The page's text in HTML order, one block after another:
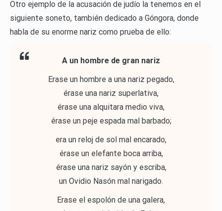
Otro ejemplo de la acusación de judío la tenemos en el
siguiente soneto, también dedicado a Góngora, donde
habla de su enorme nariz como prueba de ello:
A un hombre de gran nariz
Erase un hombre a una nariz pegado,
érase una nariz superlativa,
érase una alquitara medio viva,
érase un peje espada mal barbado;
era un reloj de sol mal encarado,
érase un elefante boca arriba,
érase una nariz sayón y escriba,
un Ovidio Nasón mal narigado.
Erase el espolón de una galera,